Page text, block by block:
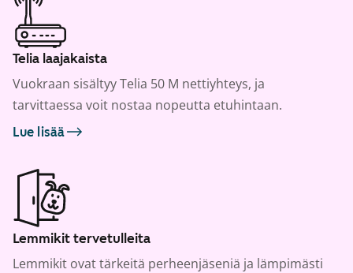
Telia laajakaista
Vuokraan sisältyy Telia 50 M nettiyhteys, ja
tarvittaessa voit nostaa nopeutta etuhintaan.
Lue lisää
Lemmikit tervetulleita
Lemmikit ovat tärkeitä perheenjäseniä ja lämpimästi